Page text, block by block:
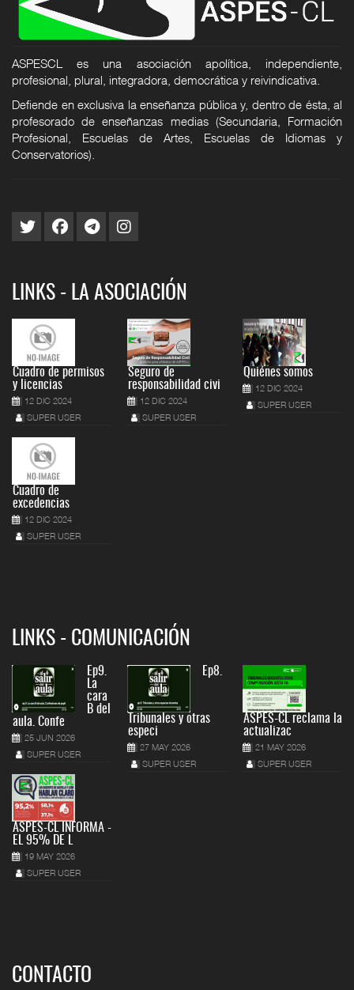
ASPESCL es una asociación apolítica, independiente,
profesional, plural, integradora, democrática y reivindicativa.
Defiende en exclusiva la enseñanza pública y, dentro de ésta, al
profesorado de enseñanzas medias (Secundaria, Formación
Profesional, Escuelas de Artes, Escuelas de Idiomas y
Conservatorios).
LINKS - LA ASOCIACIÓN
Cuadro de permisos
y licencias
12 DIC 2024
SUPER USER
Cuadro de
excedencias
12 DIC 2024
SUPER USER
Seguro de
responsabilidad civi
12 DIC 2024
SUPER USER
Quiénes somos
12 DIC 2024
SUPER USER
LINKS - COMUNICACIÓN
Ep9.
La
cara
B del
aula. Confe
25 JUN 2026
SUPER USER
ASPES-CL INFORMA -
EL 95% DE L
19 MAY 2026
SUPER USER
Ep8.
Tribunales y otras
especi
27 MAY 2026
SUPER USER
ASPES-CL reclama la
actualizac
21 MAY 2026
SUPER USER
CONTACTO